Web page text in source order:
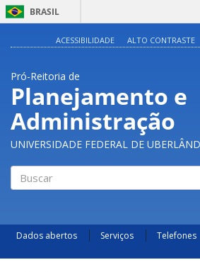
BRASIL
ACESSIBILIDADE ALTO CONTRASTE
Pró-Reitoria de
Planejamento e
Administração
UNIVERSIDADE FEDERAL DE
Dados abertos Serviços Telefones